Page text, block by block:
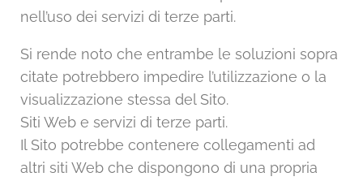
nell’uso dei servizi di terze parti.
Si rende noto che entrambe le soluzioni sopra
citate potrebbero impedire l’utilizzazione o la
visualizzazione stessa del Sito.
Siti Web e servizi di terze parti.
Il Sito potrebbe contenere collegamenti ad
altri siti Web che dispongono di una propria